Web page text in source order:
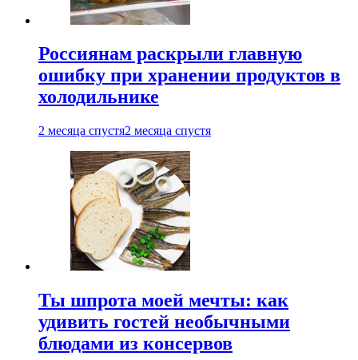
Россиянам раскрыли главную
ошибку при хранении продуктов в
холодильнике
2 месяца спустя2 месяца спустя
Ты шпрота моей мечты: как
удивить гостей необычными
блюдами из консервов